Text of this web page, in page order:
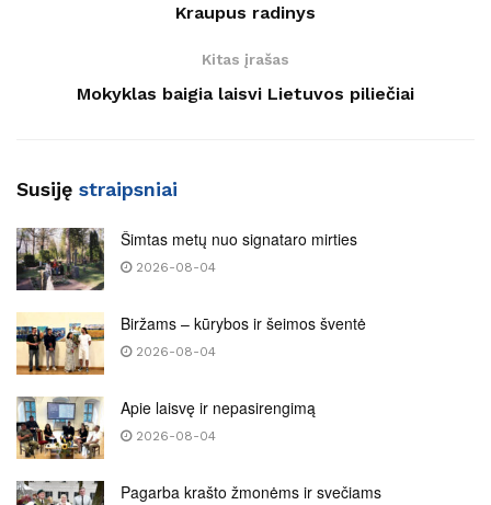
Kraupus radinys
Kitas įrašas
Mokyklas baigia laisvi Lietuvos piliečiai
Susiję straipsniai
Šimtas metų nuo signataro mirties
2026-08-04
Biržams – kūrybos ir šeimos šventė
2026-08-04
Apie laisvę ir nepasirengimą
2026-08-04
Pagarba krašto žmonėms ir svečiams